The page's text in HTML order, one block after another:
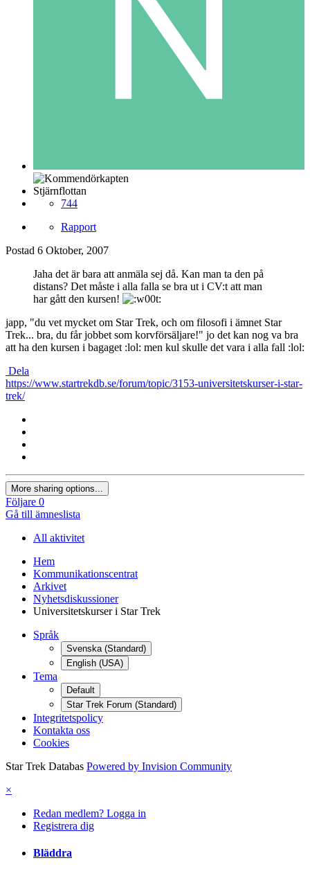
Stjärnflottan
744
Rapport
Postad 6 Oktober, 2007
Jaha det är bara att anmäla sej då. Kan man ta den på
distans? Det måste i alla falla se bra ut i CV:t att man
har gått den kursen!
japp, "du vet mycket om Star Trek, och om filosofi i ämnet Star
Trek... bra, du får jobbet som korvförsäljare!" jo det kan nog va bra
att ha den kursen i bagaget :lol: men kul skulle det vara i alla fall :lol:
Dela
https://www.startrekdb.se/forum/topic/3153-universitetskurser-i-star-
trek/
More sharing options...
Följare 0
Gå till ämneslista
All aktivitet
Hem
Kommunikationscentrat
Arkivet
Nyhetsdiskussioner
Universitetskurser i Star Trek
Språk
Svenska (Standard)
English (USA)
Tema
Default
Star Trek Forum (Standard)
Integritetspolicy
Kontakta oss
Cookies
Star Trek Databas Powered by Invision Community
×
Redan medlem? Logga in
Registrera dig
Bläddra